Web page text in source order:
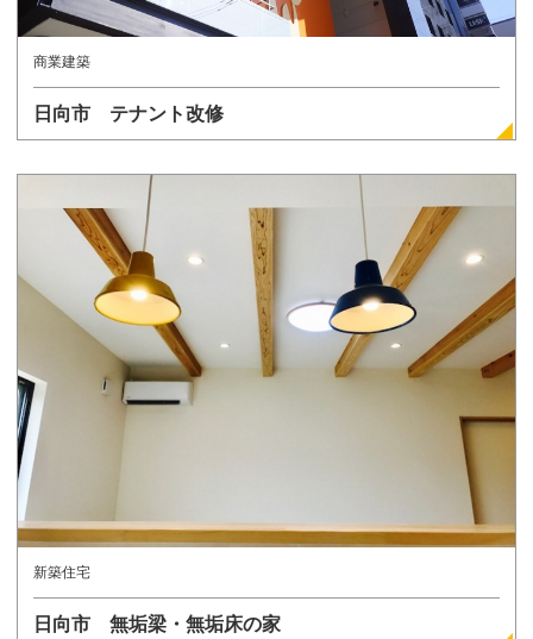
商業建築
日向市 テナント改修
新築住宅
日向市 無垢梁・無垢床の家
詳しく見る